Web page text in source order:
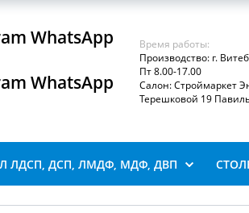
WhatsApp
WhatsApp
Время работы:
Производство: г.
Пт 8.00-17.00
Салон: Строймаркет
Терешковой 19
ЛДСП, ДСП, ЛМДФ, МДФ, ДВП